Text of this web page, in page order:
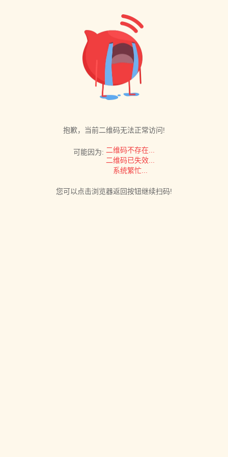
抱歉，当前二维码无法正常访问!
可能因为: 二维码不存在...
二维码已失效...
系统繁忙...
您可以点击浏览器返回按钮继续扫码!